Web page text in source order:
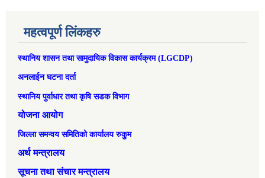
महत्वपूर्ण लिंकहरु
स्थानिय शासन तथा सामुदायिक विकास कार्यक्रम (LGCDP)
अनलाईन घटना दर्ता
स्थानिय पुर्वाधार तथा कृषि सडक विभाग
योजना आयोग
जिल्ला समन्वय समितिको कार्यालय रुकुम
अर्थ मन्त्रालय
सूचना तथा संचार मन्त्रालय